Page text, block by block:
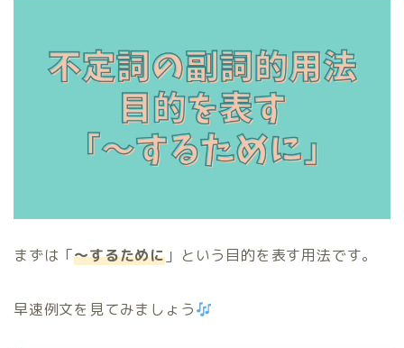
まずは「〜するために 」という目的を表す用法です。
早速例文を見てみましょう